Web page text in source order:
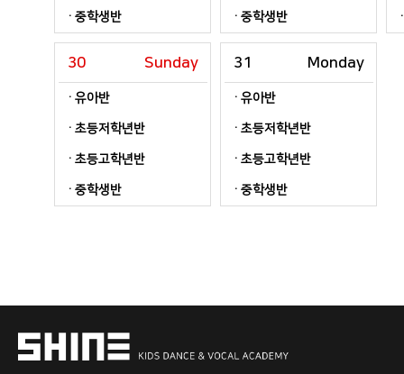
중학생반 중학생반
30 Sunday
유아반
초등저학년반
초등고학년반
중학생반
31 Monday
유아반
초등저학년반
초등고학년반
중학생반